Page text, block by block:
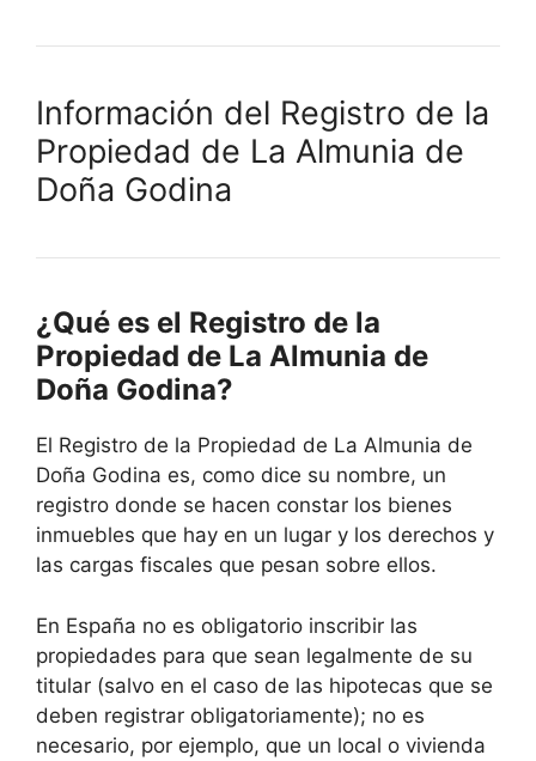
Información del Registro de la
Propiedad de La Almunia de
Doña Godina
¿Qué es el Registro de la
Propiedad de La Almunia de
Doña Godina?
El Registro de la Propiedad de La Almunia de
Doña Godina es, como dice su nombre, un
registro donde se hacen constar los bienes
inmuebles que hay en un lugar y los derechos y
las cargas fiscales que pesan sobre ellos.
En España no es obligatorio inscribir las
propiedades para que sean legalmente de su
titular (salvo en el caso de las hipotecas que se
deben registrar obligatoriamente); no es
necesario, por ejemplo, que un local o vivienda